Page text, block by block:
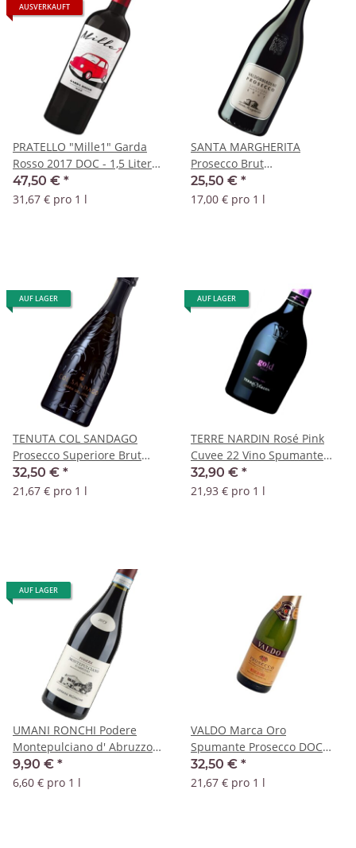
AUSVERKAUFT
PRATELLO "Mille1" Garda
Rosso 2017 DOC - 1,5 Liter
Magnum
47,50 € *
31,67 € pro 1 l
SANTA MARGHERITA
Prosecco Brut
Valdobbiadene DOCG
Magnum
25,50 € *
17,00 € pro 1 l
AUF LAGER
TENUTA COL SANDAGO
Prosecco Superiore Brut
'Vigna del Cuc' DOCG - 1,5
Liter Magnum
32,50 € *
21,67 € pro 1 l
AUF LAGER
TERRE NARDIN Rosé Pink
Cuvee 22 Vino Spumante
Extra Dry Magnum
32,90 € *
21,93 € pro 1 l
AUF LAGER
UMANI RONCHI Podere
Montepulciano d' Abruzzo
2024 DOC Magnum
9,90 € *
6,60 € pro 1 l
VALDO Marca Oro
Spumante Prosecco DOC
Magnum
32,50 € *
21,67 € pro 1 l